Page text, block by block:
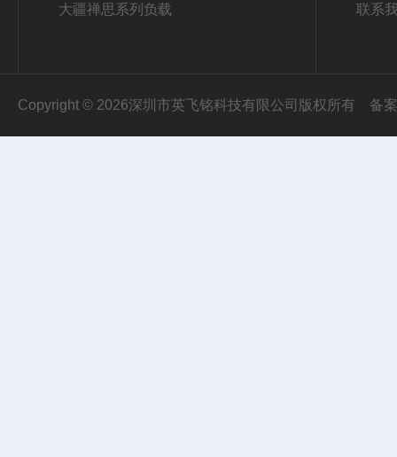
大疆禅思系列负载 联系
Copyright © 2026深圳市英飞铭科技有限公司版权所有 备